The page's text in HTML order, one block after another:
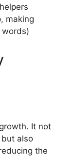
making
It not
also
the